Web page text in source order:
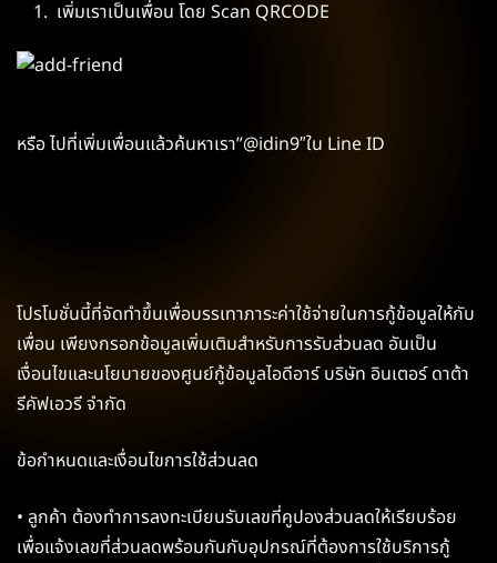
เพิ่มเราเป็นเพื่อน โดย Scan QRCODE
หรือ ไปที่เพิ่มเพื่อนแล้วค้นหาเรา”@idin9″ใน Line ID
โปรโมชั่นนี้ที่จัดทำขึ้นเพื่อบรรเทาภาระค่าใช้จ่ายในการกู้ข้อมูลให้กับ
เพื่อน เพียงกรอกข้อมูลเพิ่มเติมสำหรับการรับส่วนลด อันเป็น
เงื่อนไขและนโยบายของศูนย์กู้ข้อมูลไอดีอาร์ บริษัท อินเตอร์ ดาต้า
รีคัฟเอวรี จำกัด
ข้อกำหนดและเงื่อนไขการใช้ส่วนลด
• ลูกค้า ต้องทำการลงทะเบียนรับเลขที่คูปองส่วนลดให้เรียบร้อย
เพื่อแจ้งเลขที่ส่วนลดพร้อมกันกับอุปกรณ์ที่ต้องการใช้บริการกู้